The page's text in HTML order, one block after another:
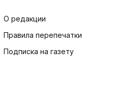
О редакции
Правила перепечатки
Подписка на газету